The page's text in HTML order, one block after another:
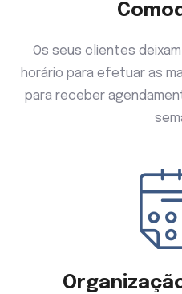
Os seus clientes
horário para efetuar as
para receber